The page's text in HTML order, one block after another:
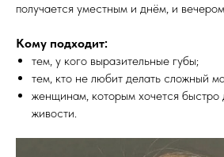
получается уместным и днём, и
Кому подходит:
тем, у кого выразительные губы;
тем, кто не любит делать сложный
женщинам, которым хочется быстро
живости.